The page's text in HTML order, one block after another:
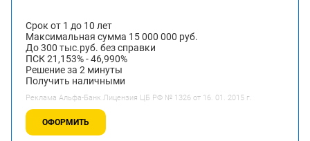
Срок от 1 до 10 лет
Максимальная сумма 15 000 000 руб.
До 300 тыс.руб. без справки
ПСК 21,153% - 46,990%
Решение за 2 минуты
Получить наличными
Реклама Альфа-Банк.Лицензия ЦБ РФ № 1326 от 16. 01. 2015 г.
ОФОРМИТЬ